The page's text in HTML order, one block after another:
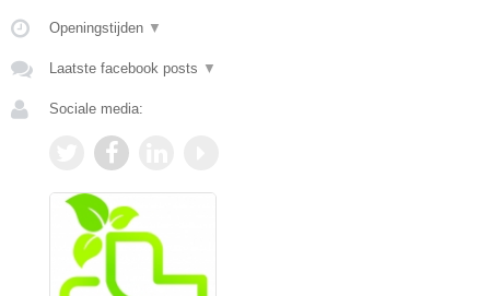
Openingstijden ▼
Laatste facebook posts ▼
Sociale media: